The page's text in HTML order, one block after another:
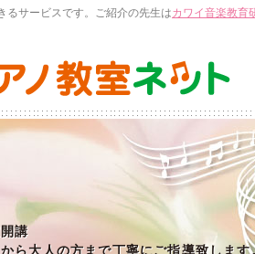
るサービスです。ご紹介の先生はカワイ音楽教育
講
ら大人の方まで丁寧にご指導致します